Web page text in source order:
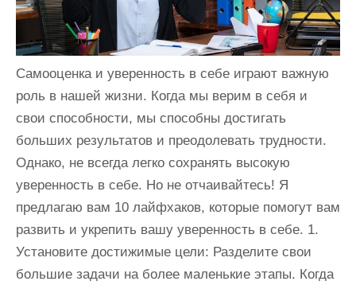
Самооценка и уверенность в себе играют важную
роль в нашей жизни. Когда мы верим в себя и
свои способности, мы способны достигать
больших результатов и преодолевать трудности.
Однако, не всегда легко сохранять высокую
уверенность в себе. Но не отчаивайтесь! Я
предлагаю вам 10 лайфхаков, которые помогут вам
развить и укрепить вашу уверенность в себе. 1.
Установите достижимые цели: Разделите свои
большие задачи на более маленькие этапы. Когда